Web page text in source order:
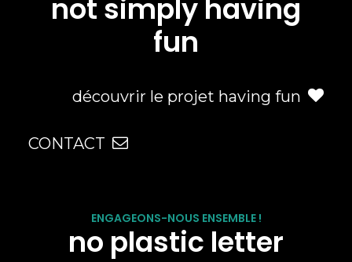
not simply having
fun
découvrir le projet having fun
CONTACT
ENGAGEONS-NOUS ENSEMBLE !
no plastic letter